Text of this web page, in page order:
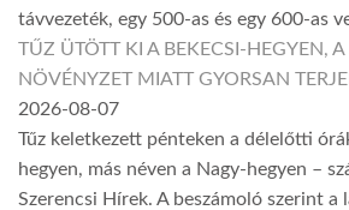
távvezeték, egy 500-as és egy 600-as
TŰZ ÜTÖTT KI A BEKECSI-HEGYEN,
NÖVÉNYZET MIATT GYORSAN
2026-08-07
Tűz keletkezett pénteken a délelőtti
hegyen, más néven a Nagy-hegyen –
Szerencsi Hírek. A beszámoló szerint